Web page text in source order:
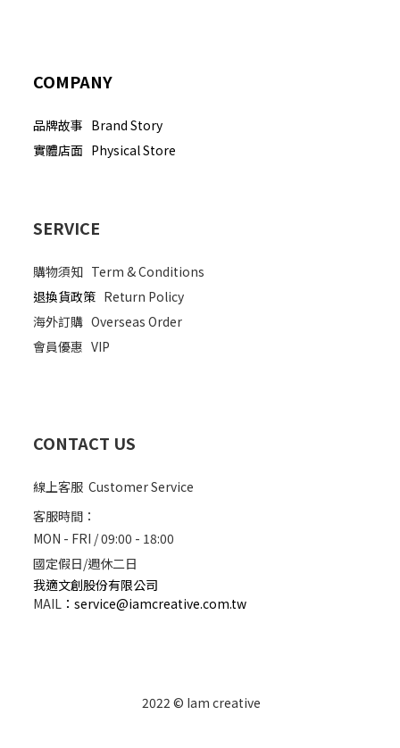
COMPANY
品牌故事 Brand Story
實體店面 Physical Store
SERVICE
購物須知 Term & Conditions
退換貨政策 Return Policy
海外訂購 Overseas Order
會員優惠 VIP
CONTACT US
線上客服 Customer Service
客服時間：
MON - FRI / 09:00 - 18:00
國定假日/週休二日
我適文創股份有限公司
MAIL ： service@iamcreative.com.tw
2022 © Iam creative